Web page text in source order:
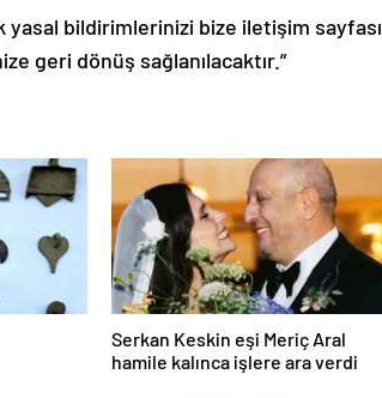
yasal bildirimlerinizi bize iletişim sayfası
geri dönüş sağlanılacaktır.”
Serkan Keskin eşi Meriç Aral
hamile kalınca işlere ara verdi